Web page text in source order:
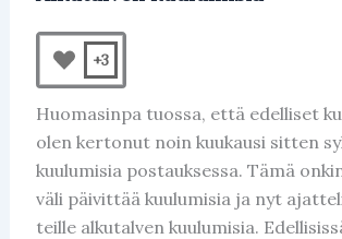
+3
Huomasinpa tuossa, että edelliset
olen kertonut noin kuukausi sitten
kuulumisia postauksessa. Tämä
väli päivittää kuulumisia ja nyt
teille alkutalven kuulumisia.